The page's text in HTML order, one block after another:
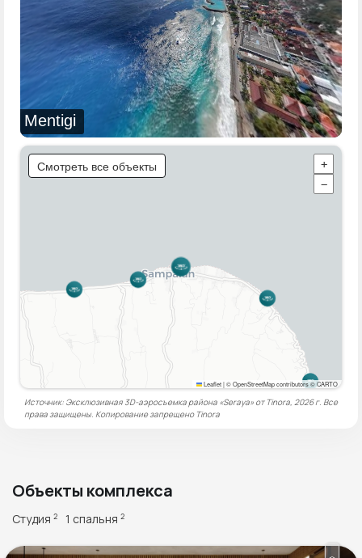
Mentigi
Смотреть все объекты
+
−
Leaflet|© OpenStreetMap contributors © CARTO
Источник: Эксклюзивная 3D-аэросъемка района «Seraya» от Tinora, 2026 г. Все
права защищены. Копирование запрещено Tinora
Объекты комплекса
Студия 2 1 спальня 2